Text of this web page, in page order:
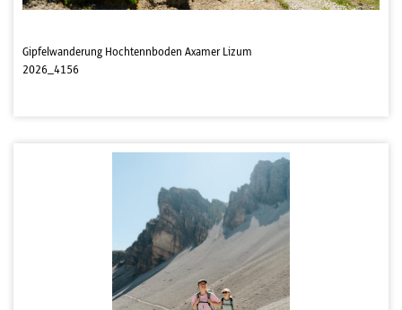
Gipfelwanderung Hochtennboden Axamer Lizum
2026_4156